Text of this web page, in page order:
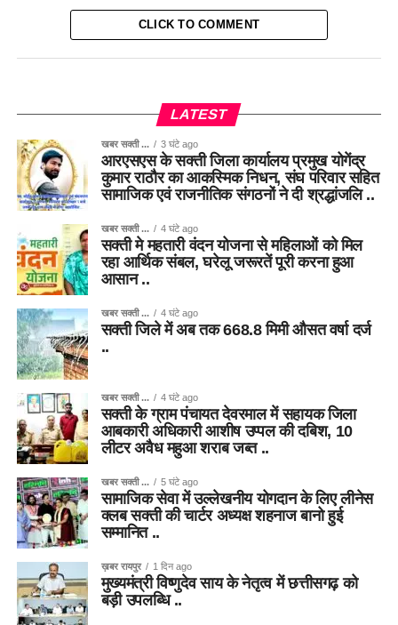
CLICK TO COMMENT
LATEST
खबर सक्ती ... 3 घंटे ago
आरएसएस के सक्ती जिला कार्यालय प्रमुख योगेंद्र
कुमार राठौर का आकस्मिक निधन, संघ परिवार सहित
सामाजिक एवं राजनीतिक संगठनों ने दी श्रद्धांजलि ..
खबर सक्ती ... 4 घंटे ago
सक्ती मे महतारी वंदन योजना से महिलाओं को मिल
रहा आर्थिक संबल, घरेलू जरूरतें पूरी करना हुआ
आसान ..
खबर सक्ती ... 4 घंटे ago
सक्ती जिले में अब तक 668.8 मिमी औसत वर्षा दर्ज
..
खबर सक्ती ... 4 घंटे ago
सक्ती के ग्राम पंचायत देवरमाल में सहायक जिला
आबकारी अधिकारी आशीष उप्पल की दबिश, 10
लीटर अवैध महुआ शराब जब्त ..
खबर सक्ती ... 5 घंटे ago
सामाजिक सेवा में उल्लेखनीय योगदान के लिए लीनेस
क्लब सक्ती की चार्टर अध्यक्ष शहनाज बानो हुई
सम्मानित ..
ख़बर रायपुर 1 दिन ago
मुख्यमंत्री विष्णुदेव साय के नेतृत्व में छत्तीसगढ़ को
बड़ी उपलब्धि ..